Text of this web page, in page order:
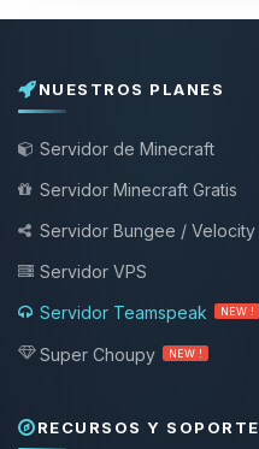
NUESTROS PLANES
Servidor de Minecraft
Servidor Minecraft Gratis
Servidor Bungee / Velocity
Servidor VPS
Servidor Teamspeak
NEW !
Super Choupy NEW !
RECURSOS Y SOPORTE